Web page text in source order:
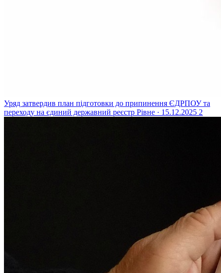
Уряд затвердив план підготовки до припинення ЄДРПОУ та
переходу на єдиний державний реєстр Рівне · 15.12.2025 2